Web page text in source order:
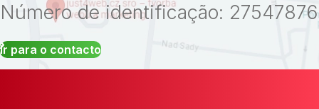
Número de identificação: 27547876
Ir para o contacto